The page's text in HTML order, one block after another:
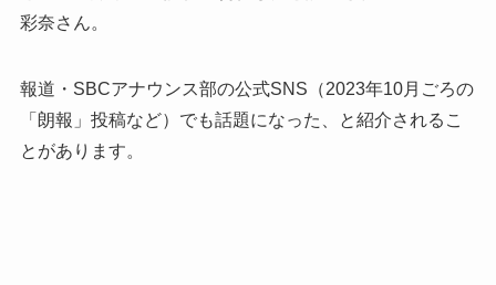
彩奈さん。
報道・SBCアナウンス部の公式SNS（2023年10月ごろの
「朗報」投稿など）でも話題になった、と紹介されるこ
とがあります。